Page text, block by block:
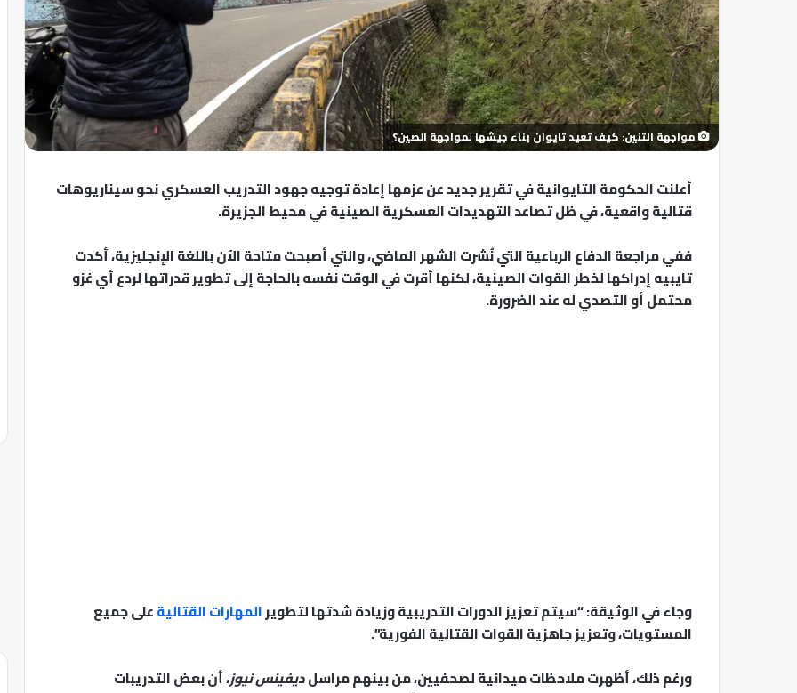
مواجهة التنين: كيف تعيد تايوان بناء جيشها لمواجهة الصين؟
أعلنت الحكومة التايوانية في تقرير جديد عن عزمها إعادة توجيه جهود التدريب العسكري نحو سيناريوهات
قتالية واقعية، في ظل تصاعد التهديدات العسكرية الصينية في محيط الجزيرة.
ففي مراجعة الدفاع الرباعية التي نُشرت الشهر الماضي، والتي أصبحت متاحة الآن باللغة الإنجليزية، أكدت
تايبيه إدراكها لخطر القوات الصينية، لكنها أقرت في الوقت نفسه بالحاجة إلى تطوير قدراتها لردع أي غزو
محتمل أو التصدي له عند الضرورة.
وجاء في الوثيقة: “سيتم تعزيز الدورات التدريبية وزيادة شدتها لتطويرالمهارات القتاليةعلى جميع
المستويات، وتعزيز جاهزية القوات القتالية الفورية”.
ورغم ذلك، أظهرت ملاحظات ميدانية لصحفيين، من بينهم مراسلديفينس نيوز، أن بعض التدريبات